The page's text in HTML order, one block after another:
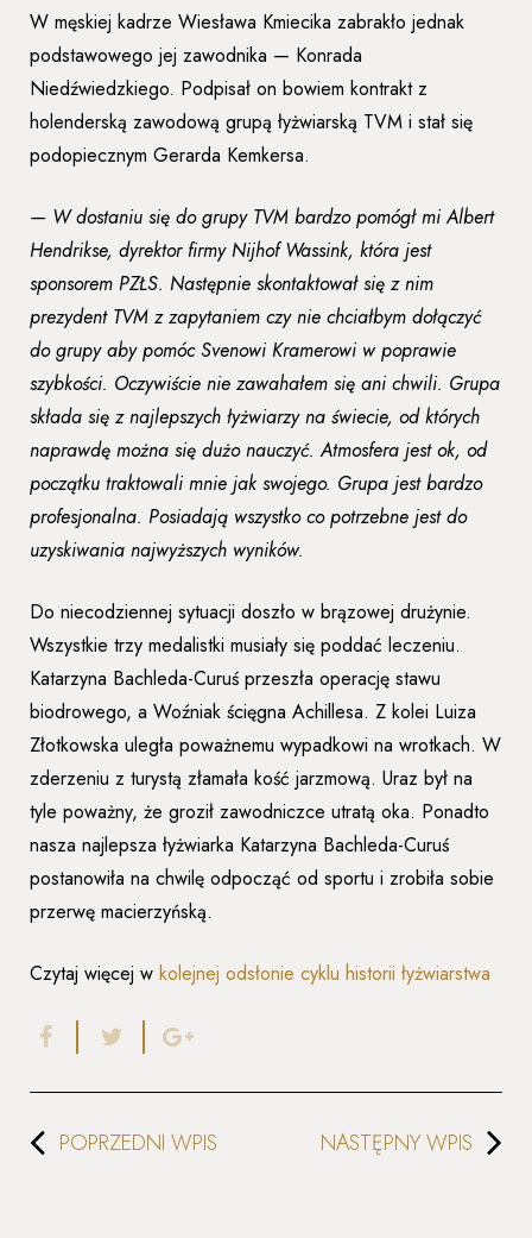
W męskiej kadrze Wiesława Kmiecika zabrakło jednak
podstawowego jej zawodnika — Konrada
Niedźwiedzkiego. Podpisał on bowiem kontrakt z
holenderską zawodową grupą łyżwiarską TVM i stał się
podopiecznym Gerarda Kemkersa.
— W dostaniu się do grupy TVM bardzo pomógł mi Albert
Hendrikse, dyrektor firmy Nijhof Wassink, która jest
sponsorem PZŁS. Następnie skontaktował się z nim
prezydent TVM z zapytaniem czy nie chciałbym dołączyć
do grupy aby pomóc Svenowi Kramerowi w poprawie
szybkości. Oczywiście nie zawahałem się ani chwili. Grupa
składa się z najlepszych łyżwiarzy na świecie, od których
naprawdę można się dużo nauczyć. Atmosfera jest ok, od
początku traktowali mnie jak swojego. Grupa jest bardzo
profesjonalna. Posiadają wszystko co potrzebne jest do
uzyskiwania najwyższych wyników.
Do niecodziennej sytuacji doszło w brązowej drużynie.
Wszystkie trzy medalistki musiały się poddać leczeniu.
Katarzyna Bachleda-Curuś przeszła operację stawu
biodrowego, a Woźniak ścięgna Achillesa. Z kolei Luiza
Złotkowska uległa poważnemu wypadkowi na wrotkach. W
zderzeniu z turystą złamała kość jarzmową. Uraz był na
tyle poważny, że groził zawodniczce utratą oka. Ponadto
nasza najlepsza łyżwiarka Katarzyna Bachleda-Curuś
postanowiła na chwilę odpocząć od sportu i zrobiła sobie
przerwę macierzyńską.
Czytaj więcej w kolejnej odsłonie cyklu historii łyżwiarstwa
POPRZEDNI WPIS NASTĘPNY WPIS